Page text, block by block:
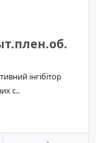
інгібітор
с..